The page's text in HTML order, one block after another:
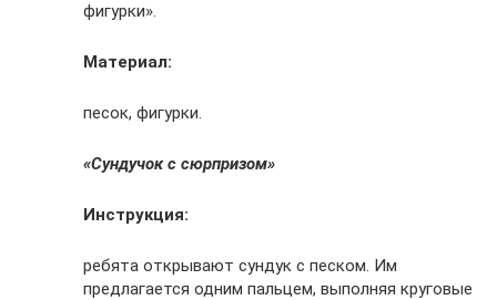
фигурки».
Материал:
песок, фигурки.
«Сундучок с сюрпризом»
Инструкция:
ребята открывают сундук с песком. Им
предлагается одним пальцем, выполняя круговые